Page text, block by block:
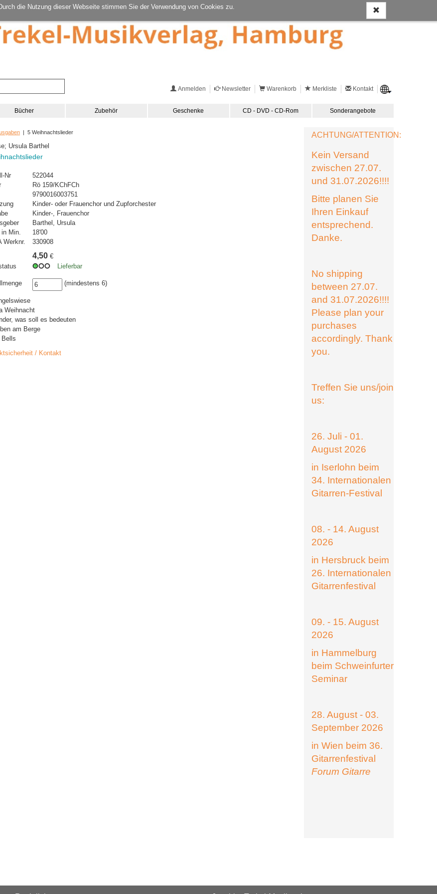
die Nutzung dieser Webseite stimmen Sie der Verwendung von Cookies zu.
Anmelden Newsletter Warenkorb Merkliste Kontakt
Bücher Zubehör Geschenke CD - DVD - CD-Rom Sonderangebote
| 5 Weihnachtslieder
Ursula Barthel
Nr
522044
Rö 159/KChFCh
9790016003751
Kinder- oder Frauenchor und Zupforchester
Kinder-, Frauenchor
Barthel, Ursula
in Min.
18'00
Werknr.
330908
4,50 €
Lieferbar
(mindestens 6)
Weihnacht
was soll es bedeuten
am Berge
Bells
/ Kontakt
ACHTUNG/ATTENTION:
Kein Versand
zwischen 27.07.
und 31.07.2026!!!!
Bitte planen Sie
Ihren Einkauf
entsprechend.
Danke.
No shipping
between 27.07.
and 31.07.2026!!!!
Please plan your
purchases
accordingly. Thank
you.
Treffen Sie uns/join
us:
26. Juli - 01.
August 2026
in Iserlohn beim
34. Internationalen
Gitarren-Festival
08. - 14. August
2026
in Hersbruck beim
26. Internationalen
Gitarrenfestival
09. - 15. August
2026
in Hammelburg
beim Schweinfurter
Seminar
28. August - 03.
September 2026
in Wien beim 36.
Gitarrenfestival
Forum Gitarre